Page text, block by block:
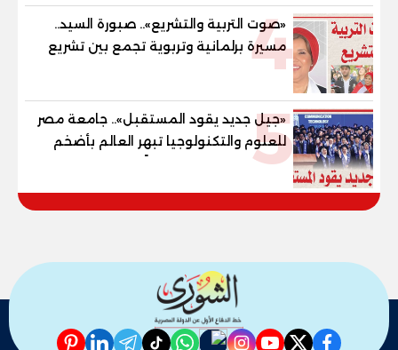
4
«صوت التربية والتشريع».. صبورة السيد..
مسيرة برلمانية وتربوية تجمع بين تشريع
القوانين وصناعة الأجيال لبناء الإنسان
5
«جيل جديد يقود المستقبل».. جامعة مصر
للعلوم والتكنولوجيا تبهر العالم بأضخم
ملحمة تخرج وتصنع جيلًا ذهبيًا يغزو سوق